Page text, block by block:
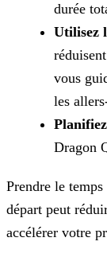
durée
Utilisez
vous
les
Dragon
Prendre le
départ peut
accélérer votre